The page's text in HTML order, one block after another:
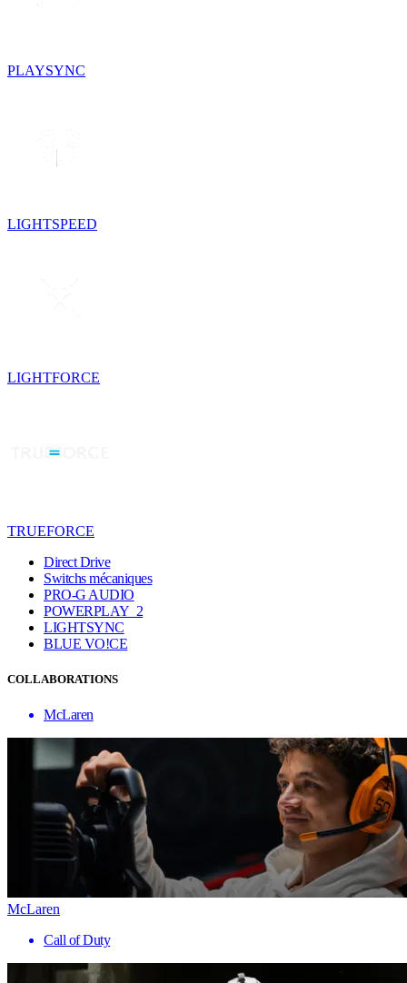
PLAYSYNC
LIGHTSPEED
LIGHTFORCE
TRUEFORCE
Direct Drive
Switchs mécaniques
PRO-G AUDIO
POWERPLAY 2
LIGHTSYNC
BLUE VO!CE
COLLABORATIONS
McLaren
McLaren
Call of Duty